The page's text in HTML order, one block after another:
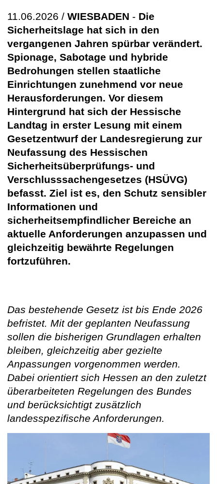
11.06.2026 / WIESBADEN - Die
Sicherheitslage hat sich in den
vergangenen Jahren spürbar verändert.
Spionage, Sabotage und hybride
Bedrohungen stellen staatliche
Einrichtungen zunehmend vor neue
Herausforderungen. Vor diesem
Hintergrund hat sich der Hessische
Landtag in erster Lesung mit einem
Gesetzentwurf der Landesregierung zur
Neufassung des Hessischen
Sicherheitsüberprüfungs- und
Verschlusssachengesetzes (HSÜVG)
befasst. Ziel ist es, den Schutz sensibler
Informationen und
sicherheitsempfindlicher Bereiche an
aktuelle Anforderungen anzupassen und
gleichzeitig bewährte Regelungen
fortzuführen.
Das bestehende Gesetz ist bis Ende 2026
befristet. Mit der geplanten Neufassung
sollen die bisherigen Grundlagen erhalten
bleiben, gleichzeitig aber gezielte
Anpassungen vorgenommen werden.
Dabei orientiert sich Hessen an den zuletzt
überarbeiteten Regelungen des Bundes
und berücksichtigt zusätzlich
landesspezifische Anforderungen.